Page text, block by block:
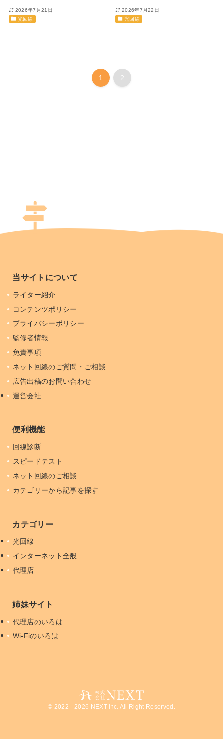
2026年7月21日
光回線
2026年7月22日
光回線
1 2
当サイトについて
ライター紹介
コンテンツポリシー
プライバシーポリシー
監修者情報
免責事項
ネット回線のご質問・ご相談
広告出稿のお問い合わせ
運営会社
便利機能
回線診断
スピードテスト
ネット回線のご相談
カテゴリーから記事を探す
カテゴリー
光回線
インターネット全般
代理店
姉妹サイト
代理店のいろは
Wi-Fiのいろは
© 2022 - 2026 NEXT lnc. All Right Reserved.